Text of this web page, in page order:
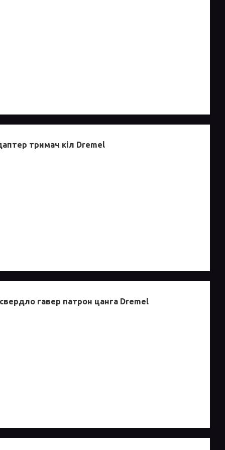
тримач кіл Dremel
гавер патрон цанга Dremel